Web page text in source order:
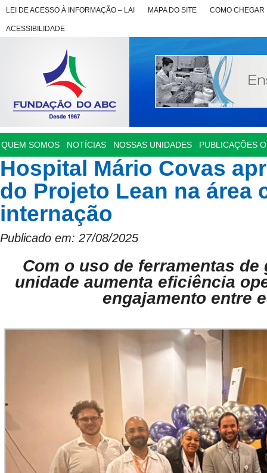
LEI DE ACESSO À INFORMAÇÃO – LAI MAPA DO SITE COMO CHEGAR
ACESSIBILIDADE
QUEM SOMOS NOTÍCIAS NOSSAS UNIDADES PUBLICAÇÕES
Hospital Mário Covas
do Projeto Lean na área
internação
Publicado em: 27/08/2025
Com o uso de ferramentas de
unidade aumenta eficiência
engajamento entre